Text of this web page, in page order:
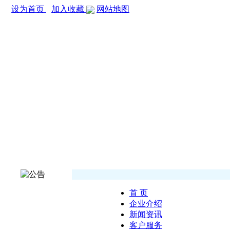
设为首页 加入收藏 网站地图
首 页
企业介绍
新闻资讯
客户服务